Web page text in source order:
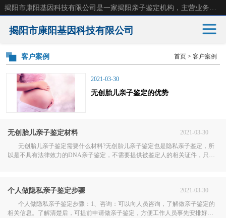
揭阳市康阳基因科技有限公司
客户案例 首页 > 客户案例
2021-03-30
无创胎儿亲子鉴定的优势
2021-03-30
无创胎儿亲子鉴定材料
无创胎儿亲子鉴定需要什么材料?无创胎儿亲子鉴定也是隐私亲子鉴定，所
以是不具有法律效力的DNA亲子鉴定，不需要提供被鉴定人的相关证件，只需
2021-03-30
个人做隐私亲子鉴定步骤
个人做隐私亲子鉴定步骤：1、咨询：可以向人员咨询，了解做亲子鉴定的
相关信息。了解清楚后，可提前申请做亲子鉴定，方便工作人员事先安排好鉴
亲子鉴定
无创胎儿亲子鉴定 司法亲子鉴定
入学亲子鉴定